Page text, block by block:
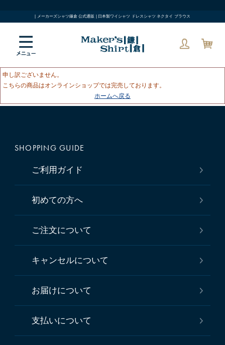
| メーカーズシャツ鎌倉 公式通販 | 日本製ワイシャツ ドレスシャツ ネクタイ ブラウス
申し訳ございません。
こちらの商品はオンラインショップでは完売しております。
ホームへ戻る
SHOPPING GUIDE
ご利用ガイド
初めての方へ
ご注文について
キャンセルについて
お届けについて
支払いについて